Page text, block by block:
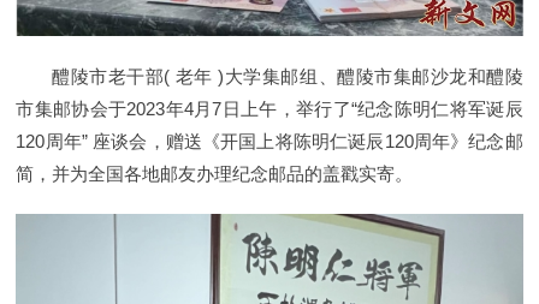
醴陵市老干部( 老年 )大学集邮组、醴陵市集邮沙龙和醴陵
市集邮协会于2023年4月7日上午，举行了“纪念陈明仁将军诞辰
120周年” 座谈会，赠送《开国上将陈明仁诞辰120周年》纪念邮
简，并为全国各地邮友办理纪念邮品的盖戳实寄。